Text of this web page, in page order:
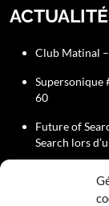
Club Matinal –
Supersonique
60
Future of
Search lors